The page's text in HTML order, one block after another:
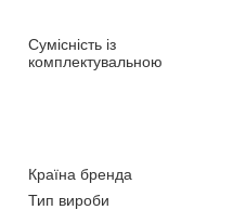
Сумісність із
комплектувальною
Країна бренда
Тип вироби